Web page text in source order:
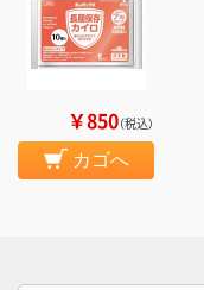
￥850（税込）
カゴへ